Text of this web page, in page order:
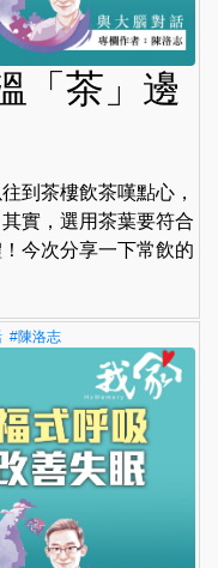
「茶」邊
到茶樓飲茶嘆點心，
實，選用茶葉要符合
今次分享一下常飲的
#陳洛志